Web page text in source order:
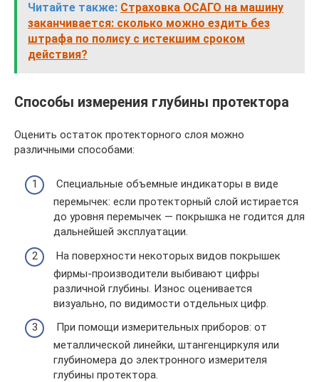
Читайте также: Страховка ОСАГО на машину
заканчивается: сколько можно ездить без
штрафа по полису с истекшим сроком
действия?
Способы измерения глубины протектора
Оценить остаток протекторного слоя можно
различными способами:
Специальные объемные индикаторы в виде
перемычек: если протекторный слой истирается
до уровня перемычек — покрышка не годится для
дальнейшей эксплуатации.
На поверхности некоторых видов покрышек
фирмы-производители выбивают цифры
различной глубины. Износ оценивается
визуально, по видимости отдельных цифр.
При помощи измерительных приборов: от
металлической линейки, штангенциркуля или
глубиномера до электронного измерителя
глубины протектора.